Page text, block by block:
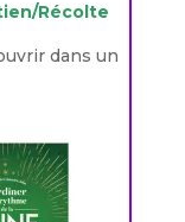
Récolte
dans un